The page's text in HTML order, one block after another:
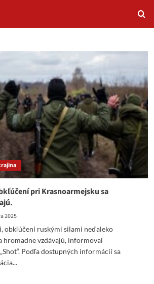
pri Krasnoarmejsku sa
2025
obkľúčení ruskými silami neďaleko
hromadne vzdávajú, informoval
Podľa dostupných informácií sa